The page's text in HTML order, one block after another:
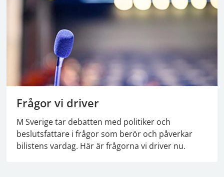
Frågor vi driver
M Sverige tar debatten med politiker och
beslutsfattare i frågor som berör och påverkar
bilistens vardag. Här är frågorna vi driver nu.